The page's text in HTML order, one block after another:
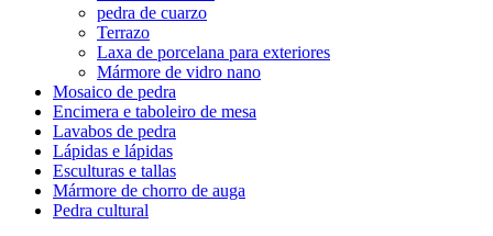
pedra de cuarzo
Terrazo
Laxa de porcelana para exteriores
Mármore de vidro nano
Mosaico de pedra
Encimera e taboleiro de mesa
Lavabos de pedra
Lápidas e lápidas
Esculturas e tallas
Mármore de chorro de auga
Pedra cultural